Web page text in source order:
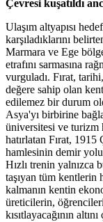
Çevresi kuşatıldı
Ulaşım altyapısı
karşıladıklarını
Marmara ve Ege
etrafını sarmasına
vurguladı. Fırat,
değere sahip olan
edilemez bir durum
Asya'yı birbirine
üniversitesi ve turizm
hatırlatan Fırat,
hamlesinin demir
Hızlı trenin yalnızca
taşıyan tüm kentlerin
kalmanın kentin
üreticilerin,
kısıtlayacağının